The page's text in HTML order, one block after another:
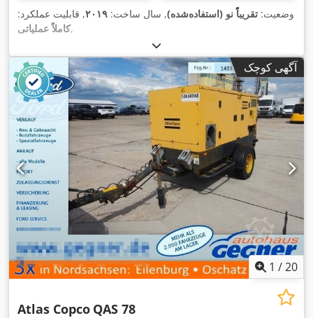
وضعیت: تقریباً نو (استفاده‌شده), سال ساخت: ۲۰۱۹, قابلیت عملکرد:
کاملاً عملیاتی,
آگهی کوچک
1 /20
Atlas Copco QAS 78